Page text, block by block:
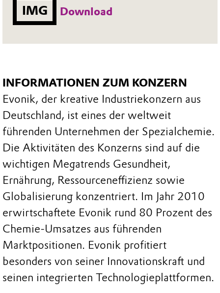
IMG Download
INFORMATIONEN ZUM KONZERN
Evonik, der kreative Industriekonzern aus
Deutschland, ist eines der weltweit
führenden Unternehmen der Spezialchemie.
Die Aktivitäten des Konzerns sind auf die
wichtigen Megatrends Gesundheit,
Ernährung, Ressourceneffizienz sowie
Globalisierung konzentriert. Im Jahr 2010
erwirtschaftete Evonik rund 80 Prozent des
Chemie-Umsatzes aus führenden
Marktpositionen. Evonik profitiert
besonders von seiner Innovationskraft und
seinen integrierten Technologieplattformen.